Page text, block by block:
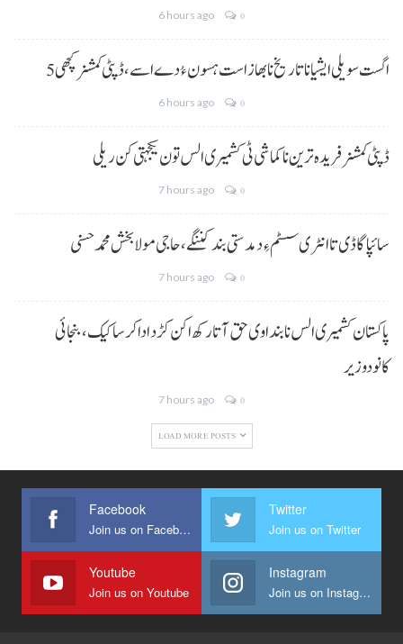
6 hours ago 0
5 اگست سویلی ایشیا نا تاریخ نا بھاز است ہسون ءُ دے اسے،ڈپٹی کمشنر کچھی
6 hours ago 0
ڈپٹی کمشنر فریدہ ترین نا کماشی ٹی کشمیری الس تون یکجہتی کن ریلی
7 hours ago 0
سائپا گاڈی تا انٹری سسٹم ءِ دمدستی بند کننگے، حاجی مولا بخش محمد حسنی
7 hours ago 0
پاکستان کشمیری الس نا بنداوی حق آتا رکھ اکن کڑد ادا کرسا کیک ،بنجائی
کانودوزیر
7 hours ago 0
LOAD MORE POSTS
Facebook
Join us on Facebook
Twitter
Join us on Twitter
Youtube
Join us on Youtube
Instagram
Join us on Instagram